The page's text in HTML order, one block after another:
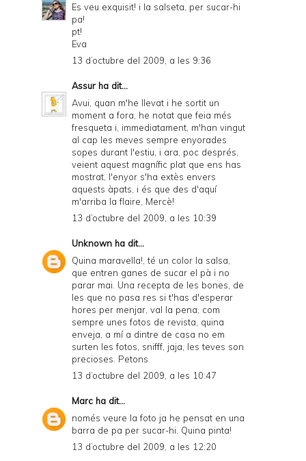
Es veu exquisit! i la salseta, per sucar-hi
pa!
pt!
Eva
13 d’octubre del 2009, a les 9:36
Assur ha dit...
Avui, quan m'he llevat i he sortit un
moment a fora, he notat que feia més
fresqueta i, immediatament, m'han vingut
al cap les meves sempre enyorades
sopes durant l'estiu, i ara, poc després,
veient aquest magnífic plat que ens has
mostrat, l'enyor s'ha extès envers
aquests àpats, i és que des d'aquí
m'arriba la flaire, Mercè!
13 d’octubre del 2009, a les 10:39
Unknown ha dit...
Quina maravella!, té un color la salsa,
que entren ganes de sucar el pà i no
parar mai. Una recepta de les bones, de
les que no pasa res si t'has d'esperar
hores per menjar, val la pena, com
sempre unes fotos de revista, quina
enveja, a mí a dintre de casa no em
surten les fotos, snifff, jaja, les teves son
precioses. Petons
13 d’octubre del 2009, a les 10:47
Marc ha dit...
només veure la foto ja he pensat en una
barra de pa per sucar-hi. Quina pinta!
13 d’octubre del 2009, a les 12:20